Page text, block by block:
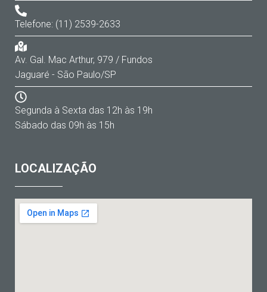
Telefone: (11) 2539-2633
Av. Gal. Mac Arthur, 979 / Fundos
Jaguaré - São Paulo/SP
Segunda à Sexta das 12h às 19h
Sábado das 09h às 15h
LOCALIZAÇÃO